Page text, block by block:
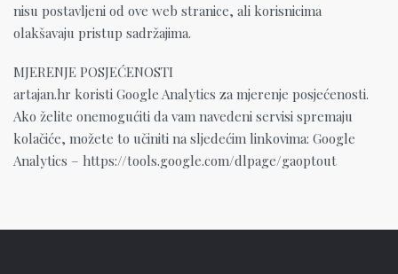
nisu postavljeni od ove web stranice, ali korisnicima
olakšavaju pristup sadržajima.
MJERENJE POSJEĆENOSTI
artajan.hr koristi Google Analytics za mjerenje posjećenosti.
Ako želite onemogućiti da vam navedeni servisi spremaju
kolačiće, možete to učiniti na sljedećim linkovima: Google
Analytics – https://tools.google.com/dlpage/gaoptout